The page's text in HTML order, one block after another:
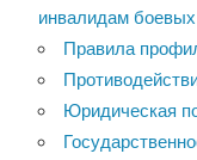
инвалидам
Правила
Юридическая